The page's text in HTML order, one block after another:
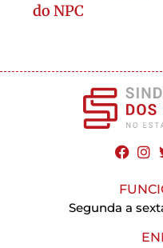
do NPC
Segunda a